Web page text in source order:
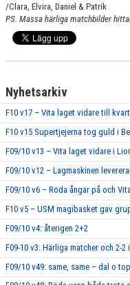
/Clara, Elvira, Daniel & Patrik
PS. Massa härliga matchbilder
Nyhetsarkiv
F10 v17 – Vita laget vidare till
F10 v15 Supertjejerna tog guld i
F09/10 v13 – Vita laget vidare i
F09/10 v12 – Lagmaskinen
F09/10 v6 – Röda ångar på och
F10 v5 – USM magibasket gav
F09/10 v4: återigen 2+2
F09-10 v3: Härliga matcher och 2-2
F09/10 v49: same, same – dal o